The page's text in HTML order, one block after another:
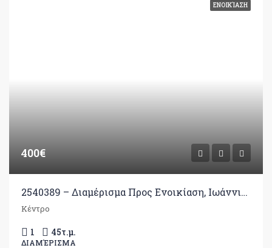
ΕΝΟΙΚΊΑΣΗ
400€
2540389 – Διαμέρισμα Προς Ενοικίαση, Ιωάννινα, 45 τ.μ., €400
Κέντρο
1 45τ.μ.
ΔΙΑΜΈΡΙΣΜΑ